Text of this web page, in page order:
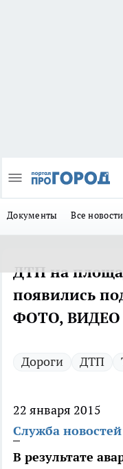
Документы Все новости
ДТП на
появились
ФОТО, ВИДЕО
Дороги ДТП
22 января 2015
Служба
В результате